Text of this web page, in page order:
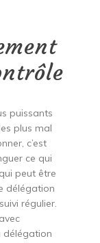
puissants
plus mal
c’est
ce qui
peut être
délégation
régulier.
délégation